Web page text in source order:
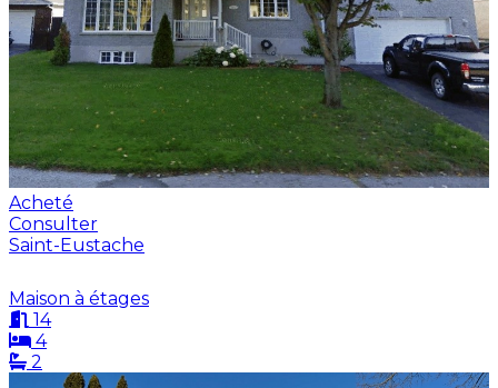
Acheté
Consulter
Saint-Eustache
Maison à étages
14
4
2